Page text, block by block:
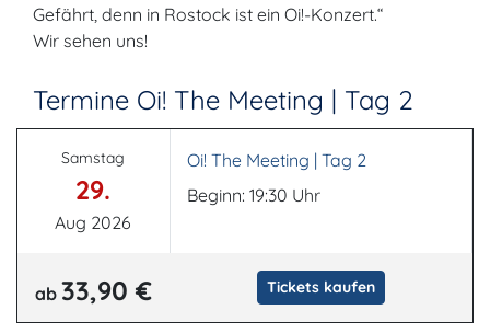
Gefährt, denn in Rostock ist ein Oi!-Konzert.“
Wir sehen uns!
Termine Oi! The Meeting | Tag 2
Samstag
29.
Aug 2026
Oi! The Meeting | Tag 2
Beginn: 19:30 Uhr
ab 33,90 € Tickets kaufen